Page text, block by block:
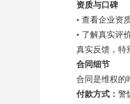
资质与口碑
• 查看企业资
• 了解真实评
真实反馈，特
合同细节
合同是维权的
付款方式： 警